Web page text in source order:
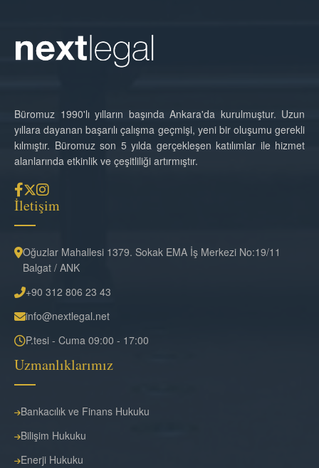
Büromuz 1990'lı yılların başında Ankara'da kurulmuştur. Uzun
yıllara dayanan başarılı çalışma geçmişi, yeni bir oluşumu gerekli
kılmıştır. Büromuz son 5 yılda gerçekleşen katılımlar ile hizmet
alanlarında etkinlik ve çeşitliliği artırmıştır.
İletişim
Oğuzlar Mahallesi 1379. Sokak EMA İş Merkezi No:19/11
Balgat / ANK
+90 312 806 23 43
info@nextlegal.net
P.tesi - Cuma 09:00 - 17:00
Uzmanlıklarımız
Bankacılık ve Finans Hukuku
Bilişim Hukuku
Enerji Hukuku